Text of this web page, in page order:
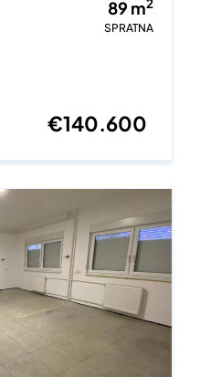
89 m2
SPRATNA
€140.600